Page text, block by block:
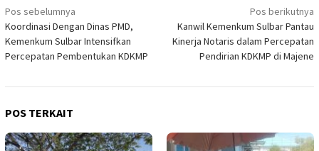
Navigasi
pos
Pos sebelumnya
Koordinasi Dengan Dinas PMD,
Kemenkum Sulbar Intensifkan
Percepatan Pembentukan KDKMP
Pos berikutnya
Kanwil Kemenkum Sulbar Pantau
Kinerja Notaris dalam Percepatan
Pendirian KDKMP di Majene
POS TERKAIT